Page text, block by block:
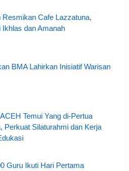
Resmikan Cafe Lazzatuna,
Ikhlas dan Amanah
BMA Lahirkan Inisiatif Warisan
Temui Yang di-Pertua
Perkuat Silaturahmi dan Kerja
Guru Ikuti Hari Pertama